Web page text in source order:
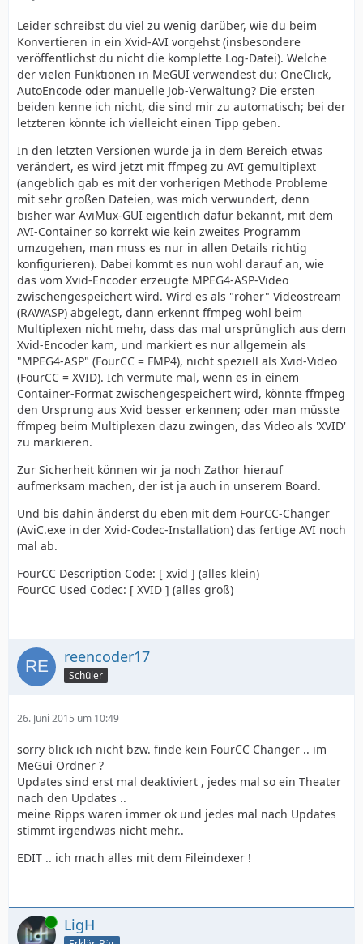
Leider schreibst du viel zu wenig darüber, wie du beim
Konvertieren in ein Xvid-AVI vorgehst (insbesondere
veröffentlichst du nicht die komplette Log-Datei). Welche
der vielen Funktionen in MeGUI verwendest du: OneClick,
AutoEncode oder manuelle Job-Verwaltung? Die ersten
beiden kenne ich nicht, die sind mir zu automatisch; bei der
letzteren könnte ich vielleicht einen Tipp geben.
In den letzten Versionen wurde ja in dem Bereich etwas
verändert, es wird jetzt mit ffmpeg zu AVI gemultiplext
(angeblich gab es mit der vorherigen Methode Probleme
mit sehr großen Dateien, was mich verwundert, denn
bisher war AviMux-GUI eigentlich dafür bekannt, mit dem
AVI-Container so korrekt wie kein zweites Programm
umzugehen, man muss es nur in allen Details richtig
konfigurieren). Dabei kommt es nun wohl darauf an, wie
das vom Xvid-Encoder erzeugte MPEG4-ASP-Video
zwischengespeichert wird. Wird es als "roher" Videostream
(RAWASP) abgelegt, dann erkennt ffmpeg wohl beim
Multiplexen nicht mehr, dass das mal ursprünglich aus dem
Xvid-Encoder kam, und markiert es nur allgemein als
"MPEG4-ASP" (FourCC = FMP4), nicht speziell als Xvid-Video
(FourCC = XVID). Ich vermute mal, wenn es in einem
Container-Format zwischengespeichert wird, könnte ffmpeg
den Ursprung aus Xvid besser erkennen; oder man müsste
ffmpeg beim Multiplexen dazu zwingen, das Video als 'XVID'
zu markieren.
Zur Sicherheit können wir ja noch Zathor hierauf
aufmerksam machen, der ist ja auch in unserem Board.
Und bis dahin änderst du eben mit dem FourCC-Changer
(AviC.exe in der Xvid-Codec-Installation) das fertige AVI noch
mal ab.
FourCC Description Code: [ xvid ] (alles klein)
FourCC Used Codec: [ XVID ] (alles groß)
reencoder17
Schüler
26. Juni 2015 um 10:49
sorry blick ich nicht bzw. finde kein FourCC Changer .. im
MeGui Ordner ?
Updates sind erst mal deaktiviert , jedes mal so ein Theater
nach den Updates ..
meine Ripps waren immer ok und jedes mal nach Updates
stimmt irgendwas nicht mehr..
EDIT .. ich mach alles mit dem Fileindexer !
Online LigH